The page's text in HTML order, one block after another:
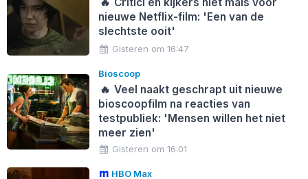
nieuwe Netflix-film: 'Een van de
slechtste ooit'
Gisteren om 16:47
Bioscoop
🔥 Veel naakt geschrapt uit nieuwe
bioscoopfilm na reacties van
testpubliek: 'Mensen willen het niet
meer zien'
Gisteren om 16:01
HBO Max